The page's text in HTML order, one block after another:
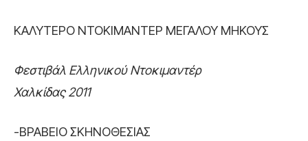
ΚΑΛΥΤΕΡΟ ΝΤΟΚΙΜΑΝΤΕΡ ΜΕΓΑΛΟΥ ΜΗΚΟΥΣ
Φεστιβάλ Ελληνικού Ντοκιμαντέρ
Χαλκίδας 2011
-ΒΡΑΒΕΙΟ ΣΚΗΝΟΘΕΣΙΑΣ